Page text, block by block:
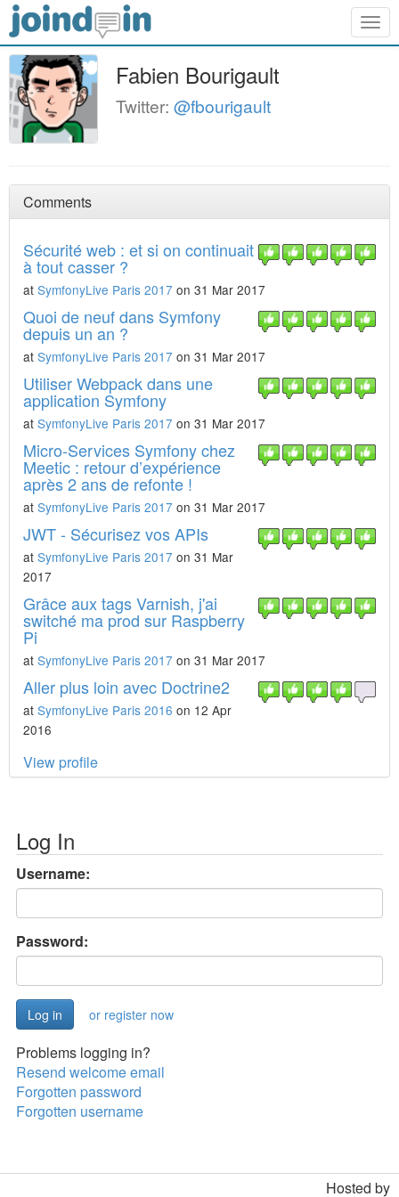
Fabien Bourigault
Twitter: @fbourigault
Comments
Sécurité web : et si on continuait
à tout casser ?
at SymfonyLive Paris 2017 on 31 Mar 2017
Quoi de neuf dans Symfony
depuis un an ?
at SymfonyLive Paris 2017 on 31 Mar 2017
Utiliser Webpack dans une
application Symfony
at SymfonyLive Paris 2017 on 31 Mar 2017
Micro-Services Symfony chez
Meetic : retour d’expérience
après 2 ans de refonte !
at SymfonyLive Paris 2017 on 31 Mar 2017
JWT - Sécurisez vos APIs
at SymfonyLive Paris 2017 on 31 Mar
2017
Grâce aux tags Varnish, j'ai
switché ma prod sur Raspberry
Pi
at SymfonyLive Paris 2017 on 31 Mar 2017
Aller plus loin avec Doctrine2
at SymfonyLive Paris 2016 on 12 Apr
2016
View profile
Log In
Username:
Password:
or register now
Problems logging in?
Resend welcome email
Forgotten password
Forgotten username
Hosted by